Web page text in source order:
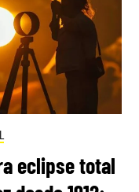
eclipse total